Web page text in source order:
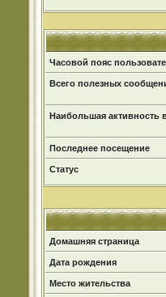
Часовой пояс
Всего полезных
Наибольшая активность
Последнее посещение
Статус
Домашняя страница
Дата рождения
Место жительства